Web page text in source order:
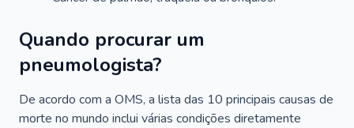
Quando procurar um
pneumologista?
De acordo com a OMS, a lista das 10 principais causas de
morte no mundo inclui várias condições diretamente